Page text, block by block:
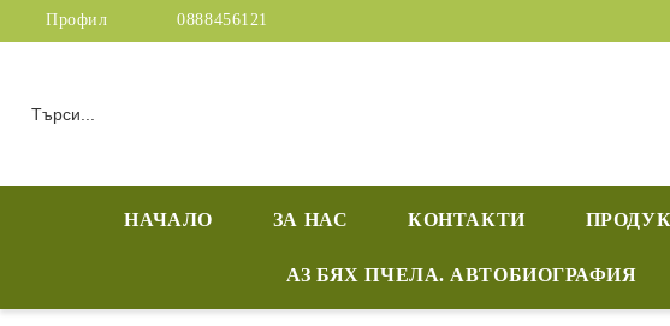
Профил 0888456121
НАЧАЛО ЗА НАС КОНТАКТИ
АЗ БЯХ ПЧЕЛА. АВТОБИОГРАФИЯ